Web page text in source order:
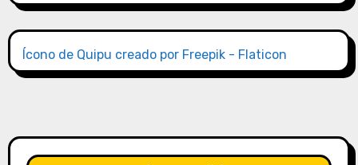
Ícono de Quipu creado por Freepik - Flaticon